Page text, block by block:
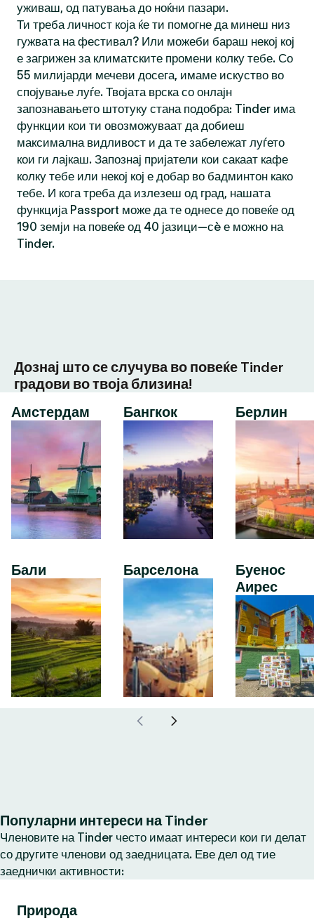
уживаш, од патувања до ноќни пазари.
Ти треба личност која ќе ти помогне да минеш низ
гужвата на фестивал? Или можеби бараш некој кој
е загрижен за климатските промени колку тебе. Со
55 милијарди мечеви досега, имаме искуство во
спојување луѓе. Твојата врска со онлајн
запознавањето штотуку стана подобра: Tinder има
функции кои ти овозможуваат да добиеш
максимална видливост и да те забележат луѓето
кои ги лајкаш. Запознај пријатели кои сакаат кафе
колку тебе или некој кој е добар во бадминтон како
тебе. И кога треба да излезеш од град, нашата
функција Passport може да те однесе до повеќе од
190 земји на повеќе од 40 јазици—сè е можно на
Tinder.
Дознај што се случува во повеќе Tinder
градови во твоја близина!
Амстердам
Бали
Бангкок
Барселона
Берлин
Буенос
Аирес
Популарни интереси на Tinder
Членовите на Tinder често имаат интереси кои ги делат
со другите членови од заедницата. Еве дел од тие
заеднички активности:
Природа